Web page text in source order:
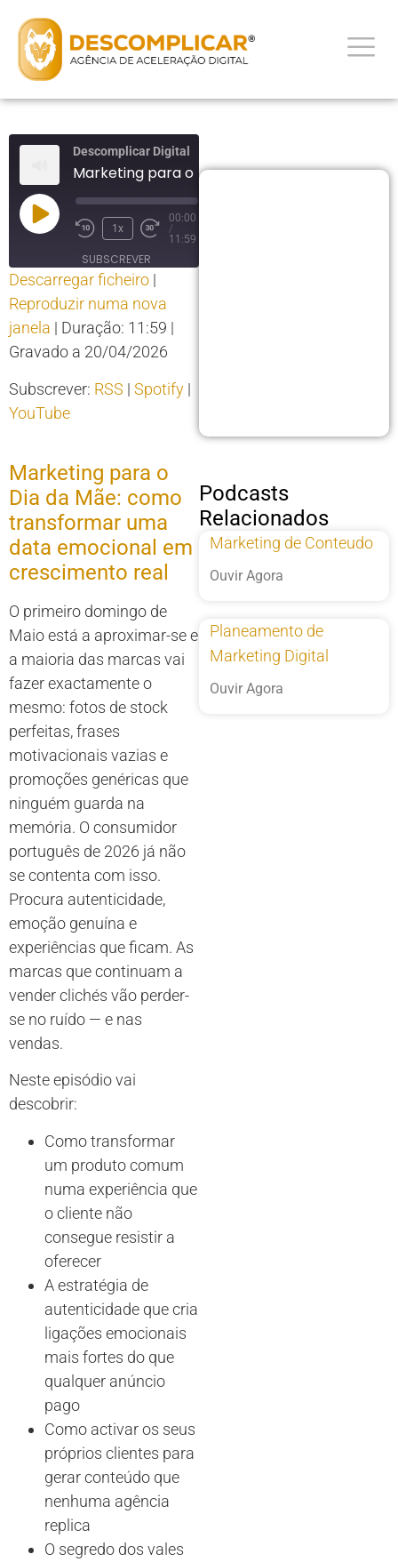
Descomplicar Digital
Marketing para o Dia da Mãe
1x
00:00
/
11:59
SUBSCREVER
PARTILHAR
RSS Spotify
YouTube
RSS FEED
PARTILHAR
LIGAÇÃO
Descarregar ficheiro |
Reproduzir numa nova
janela | Duração: 11:59 |
Gravado a 20/04/2026
Subscrever: RSS | Spotify |
YouTube
Marketing para o
Dia da Mãe: como
transformar uma
data emocional em
crescimento real
O primeiro domingo de
Maio está a aproximar-se e
a maioria das marcas vai
fazer exactamente o
mesmo: fotos de stock
perfeitas, frases
motivacionais vazias e
promoções genéricas que
ninguém guarda na
memória. O consumidor
português de 2026 já não
se contenta com isso.
Procura autenticidade,
emoção genuína e
experiências que ficam. As
marcas que continuam a
vender clichés vão perder-
se no ruído — e nas
vendas.
Neste episódio vai
descobrir:
Como transformar
um produto comum
numa experiência que
o cliente não
consegue resistir a
oferecer
A estratégia de
autenticidade que cria
ligações emocionais
mais fortes do que
qualquer anúncio
pago
Como activar os seus
próprios clientes para
gerar conteúdo que
nenhuma agência
replica
O segredo dos vales
Podcasts
Relacionados
Marketing de Conteudo
Ouvir Agora
Planeamento de
Marketing Digital
Ouvir Agora